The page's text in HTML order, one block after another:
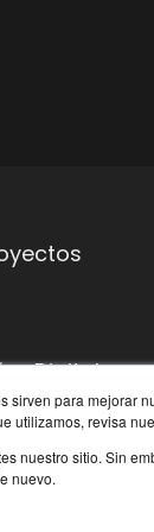
sirven para mejorar
utilizamos, revisa
nuestro sitio. Sin
nuevo.
Digitales
digital